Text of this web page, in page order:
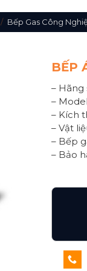
/ Bếp Gas Công
BẾP
– Hãng
–
– Kích
– Vật
– Bếp
– Bảo